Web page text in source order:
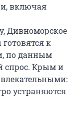
включая
Дивноморское
к
по данным
спрос. Крым и
устраняются